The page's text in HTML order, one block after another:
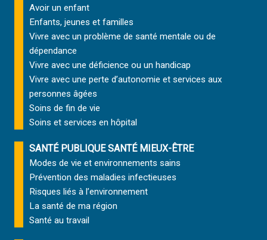
Avoir un enfant
Enfants, jeunes et familles
Vivre avec un problème de santé mentale ou de
dépendance
Vivre avec une déficience ou un handicap
Vivre avec une perte d’autonomie et services aux
personnes âgées
Soins de fin de vie
Soins et services en hôpital
SANTÉ PUBLIQUE SANTÉ MIEUX-ÊTRE
Modes de vie et environnements sains
Prévention des maladies infectieuses
Risques liés à l’environnement
La santé de ma région
Santé au travail